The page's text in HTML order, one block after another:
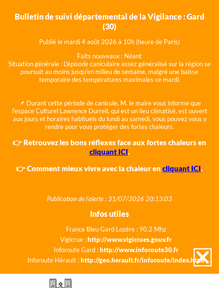
Bulletin de suivi départemental de la Vigilance : Gard
(30)
Publié le mardi 4 août 2026 à 10h (heure de Paris)
Faits nouveaux : Néant
Situation générale : L'épisode caniculaire assez généralisé sur la région se
poursuit au moins jusqu'en milieu de semaine, malgré une baisse
temporaire des températures maximales ce mardi.
📌 Durant cette période de canicule, M. le maire vous informe que
l'espace Culturel Lawrence Durrell, qui est un lieu climatisé, est ouvert
aux jours et horaires habituels du lundi au samedi, vous pouvez vous y
rendre pour vous protéger des fortes chaleurs.
👉 Retrouvez les bons réflexes face aux fortes chaleurs en
cliquant ICI.
👉 Comment mieux vivre avec la chaleur en cliquant ICI.
Publication de l'alerte : 31/07/2026 20:13:03
Infos utiles
France Bleu Gard Lozère : 90.2 Mhz
Vigicrue :http://www.vigicrues.gouv.fr
Inforoute Gard :http://www.inforoute30.fr
Inforoute Hérault :http://geo.herault.fr/inforoute/index.html